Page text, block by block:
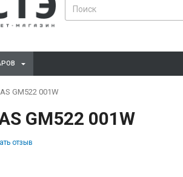
GM522 001W
GM522 001W
отзыв